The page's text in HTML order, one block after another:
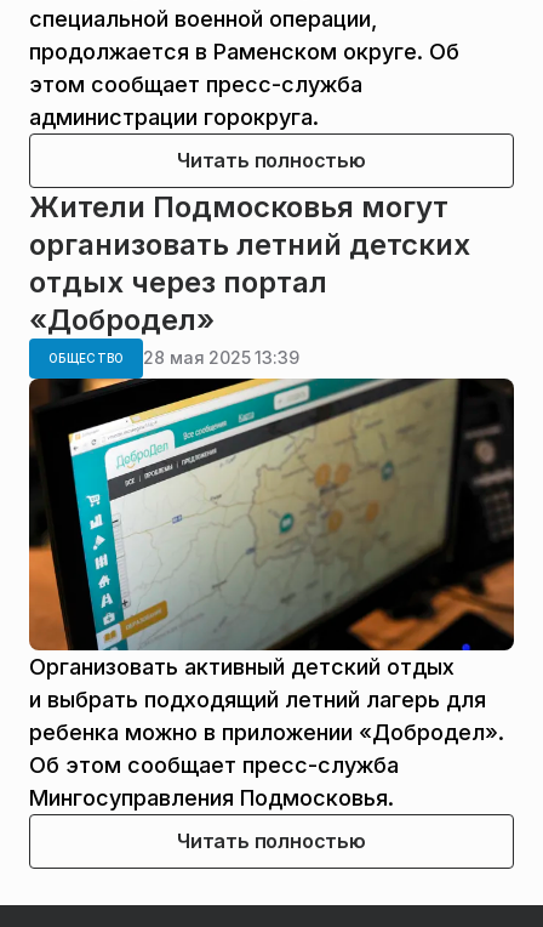
специальной военной операции,
продолжается в Раменском округе. Об
этом сообщает пресс-служба
администрации горокруга.
Читать полностью
Жители Подмосковья могут
организовать летний детских
отдых через портал
«Добродел»
ОБЩЕСТВО 28 мая 2025 13:39
Организовать активный детский отдых
и выбрать подходящий летний лагерь для
ребенка можно в приложении «Добродел».
Об этом сообщает пресс-служба
Мингосуправления Подмосковья.
Читать полностью